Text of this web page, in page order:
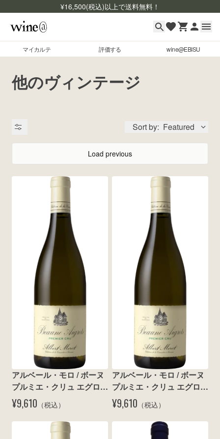
¥16,500(税込)以上で送料無料！
マイカルテ 評価する wine@EBISU
マイカルテ
評価する
商品検索
よくあるご質問
お問い合わせ
他のヴィンテージ
Sort by: Featured
銘柄コード
Load previous
アルベール・モロ / ボーヌ
プルミエ・クリュ エグロ
ブラン 2015
¥9,610 （税込）
アルベール・モロ / ボーヌ
プルミエ・クリュ エグロ
ブラン 2018
¥9,610 （税込）